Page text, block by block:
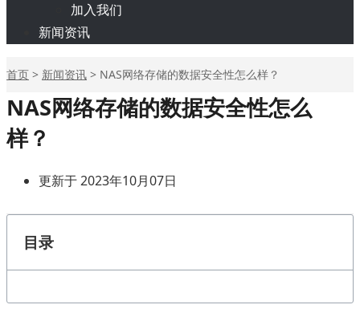
加入我们
新闻资讯
首页 > 新闻资讯 > NAS网络存储的数据安全性怎么样？
NAS网络存储的数据安全性怎么
样？
更新于 2023年10月07日
目录